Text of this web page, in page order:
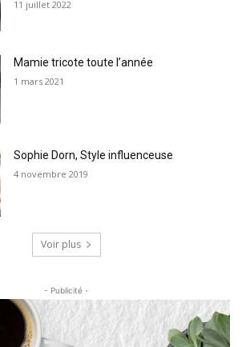
11 juillet 2022
Mamie tricote toute l’année
1 mars 2021
Sophie Dorn, Style influenceuse
4 novembre 2019
Voir plus
- Publicité -